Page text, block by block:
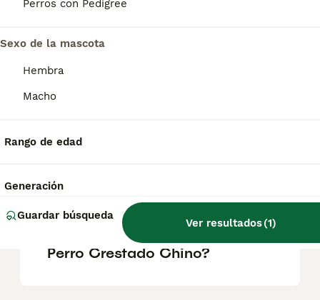
Perros con Pedigree
Sexo de la mascota
Hembra
Macho
Rango de edad
Generación
Guardar búsqueda
Ver resultados(1)
la cabeza, la cola y los tobillos. La variedad
cubierta por un pelaje suave y sedoso.
¿Cuáles son los tipos de
Crestado Chino?
¿Cómo es el carácter del
Perro Crestado Chino?